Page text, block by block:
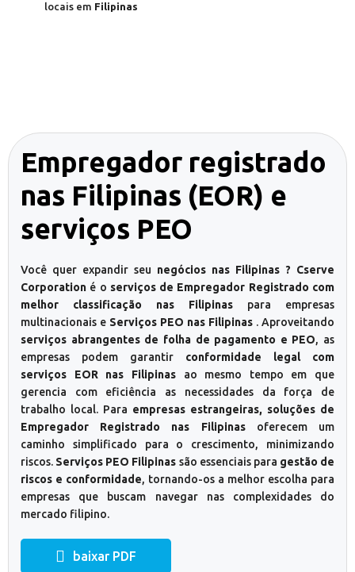
locais em Filipinas
Empregador registrado
nas Filipinas (EOR) e
serviços PEO
Você quer expandir seu negócios nas Filipinas ? Cserve
Corporation é o serviços de Empregador Registrado com
melhor classificação nas Filipinas para empresas
multinacionais e Serviços PEO nas Filipinas . Aproveitando
serviços abrangentes de folha de pagamento e PEO, as
empresas podem garantir conformidade legal com
serviços EOR nas Filipinasao mesmo tempo em que
gerencia com eficiência as necessidades da força de
trabalho local. Para empresas estrangeiras, soluções de
Empregador Registrado nas Filipinasoferecem um
caminho simplificado para o crescimento, minimizando
riscos. Serviços PEO Filipinas são essenciais para gestão de
riscos e conformidade, tornando-os a melhor escolha para
empresas que buscam navegar nas complexidades do
mercado filipino.
baixar PDF